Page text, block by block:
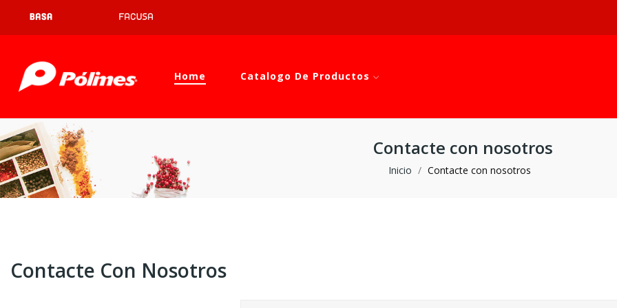
Home Catalogo De Productos
Contacte con nosotros
Inicio Contacte con nosotros
Contacte Con Nosotros